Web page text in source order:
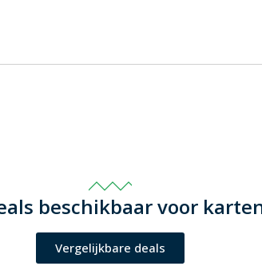
beschikbaar voor
Vergelijkbare deals